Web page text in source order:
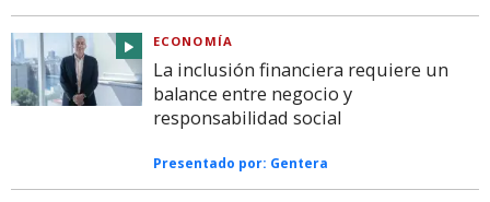
ECONOMÍA
La inclusión financiera requiere un
balance entre negocio y
responsabilidad social
Presentado por: Gentera